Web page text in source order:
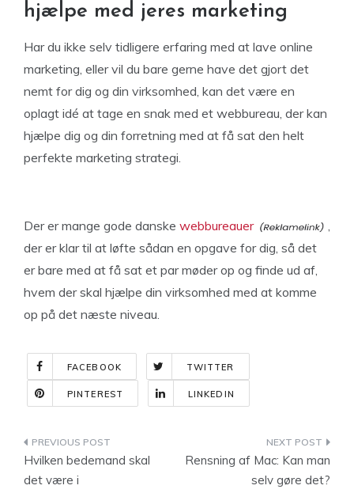
hjælpe med jeres marketing
Har du ikke selv tidligere erfaring med at lave online
marketing, eller vil du bare gerne have det gjort det
nemt for dig og din virksomhed, kan det være en
oplagt idé at tage en snak med et webbureau, der kan
hjælpe dig og din forretning med at få sat den helt
perfekte marketing strategi.
Der er mange gode danske webbureauer
,
der er klar til at løfte sådan en opgave for dig, så det
er bare med at få sat et par møder op og finde ud af,
hvem der skal hjælpe din virksomhed med at komme
op på det næste niveau.
FACEBOOK TWITTER
PINTEREST LINKEDIN
Indlægsnavigation
Hvilken bedemand skal
det være i
Rensning af Mac: Kan man
selv gøre det?